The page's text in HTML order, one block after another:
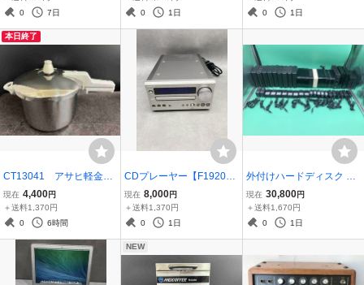
V・FM・AM 3バンド
0
7日
年製 20260725
0
1日
mm 全長約40㎝ レディー
0
1日
本日終了
CT13041 アサヒ軽金
属 家庭用圧力鍋 活力
なべ 5.5L 20251216
現在 4,400円
＋送料1,370円
0
6時間
CDプレーヤー【F1920
△】ONKYO オンキョー
CR-D2LTD CDReceiver
CDプレーヤー【通電の
現在 8,000円
＋送料1,370円
0
1日
外付けハードディスク 22
台まとめ【F2872◎】BU
FFALO バッファロー 外付
HDD HD-CL1.0TU2 HD-
25
現在 30,800円
＋送料1,670円
0
1日
NEW